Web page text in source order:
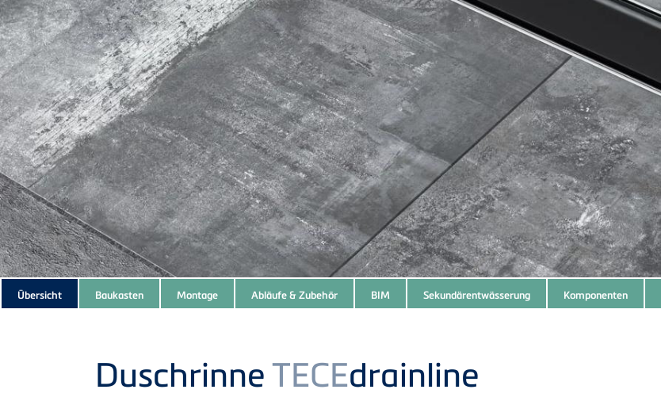
Subnavigation
of
Übersicht Baukasten Montage Abläufe & Zubehör BIM Sekundärentwässerung Komponenten
DuschrinneTECEdrainline